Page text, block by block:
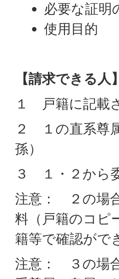
必要な証明
使用目的
【請求できる人】
１ 戸籍に記載
２ １の直系尊
孫）
３ １・２から
注意： ２の場
料（戸籍のコピ
籍等で確認がで
注意： ３の場